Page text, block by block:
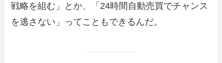
戦略を組む」とか、「24時間自動売買でチャンス
を逃さない」ってこともできるんだ。